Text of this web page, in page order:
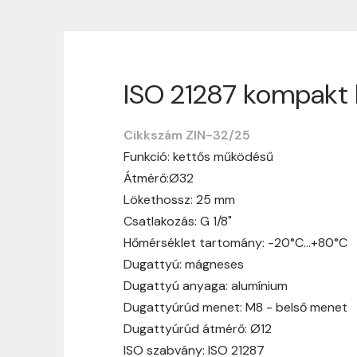
ISO 21287
Cikkszám ZIN-32/25
Funkció: kettős működésű
Átmérő:Ø32
Lökethossz: 25 mm
Csatlakozás: G 1/8"
Hőmérséklet tartomány: -20°C…+80°C
Dugattyú: mágneses
Dugattyú anyaga: alumínium
Dugattyúrúd menet: M8 - belső menet
Dugattyúrúd átmérő: Ø12
ISO szabvány: ISO 21287
Szállítási
Nagyon köszönjük, hogy
vásárlásotok gördülékenyen és
hosszabb ideig tart, előre
Szállítási díj:
A szállítási díj függ
megtekinthetitek, mielőtt a